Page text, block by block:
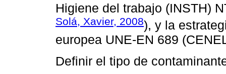
Higiene del trabajo (INSTH)
Solá, Xavier, 2008), y la
europea UNE-EN 689
Definir el tipo de